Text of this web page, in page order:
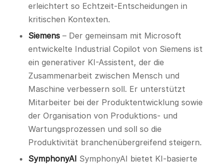
erleichtert so Echtzeit-Entscheidungen in
kritischen Kontexten.
Siemens– Der gemeinsam mit Microsoft
entwickelte Industrial Copilot von Siemens ist
ein generativer KI-Assistent, der die
Zusammenarbeit zwischen Mensch und
Maschine verbessern soll. Er unterstützt
Mitarbeiter bei der Produktentwicklung sowie
der Organisation von Produktions- und
Wartungsprozessen und soll so die
Produktivität branchenübergreifend steigern.
SymphonyAI SymphonyAI bietet KI-basierte